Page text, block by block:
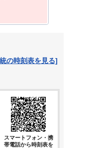
の時刻表を見る]
スマートフォン・携
帯電話から時刻表を